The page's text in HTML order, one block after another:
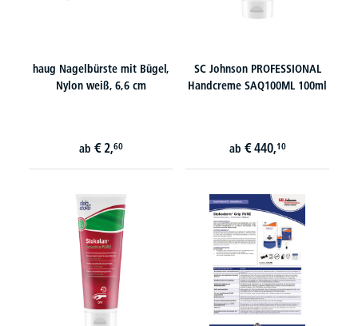
haug Nagelbürste mit Bügel,
Nylon weiß, 6,6 cm
ab € 2,60
SC Johnson PROFESSIONAL
Handcreme SAQ100ML 100ml
ab € 440,10